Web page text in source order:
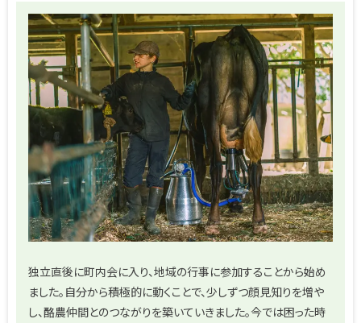
独立直後に町内会に入り、地域の行事に参加することから始め
ました。自分から積極的に動くことで、少しずつ顔見知りを増や
し、酪農仲間とのつながりを築いていきました。今では困った時